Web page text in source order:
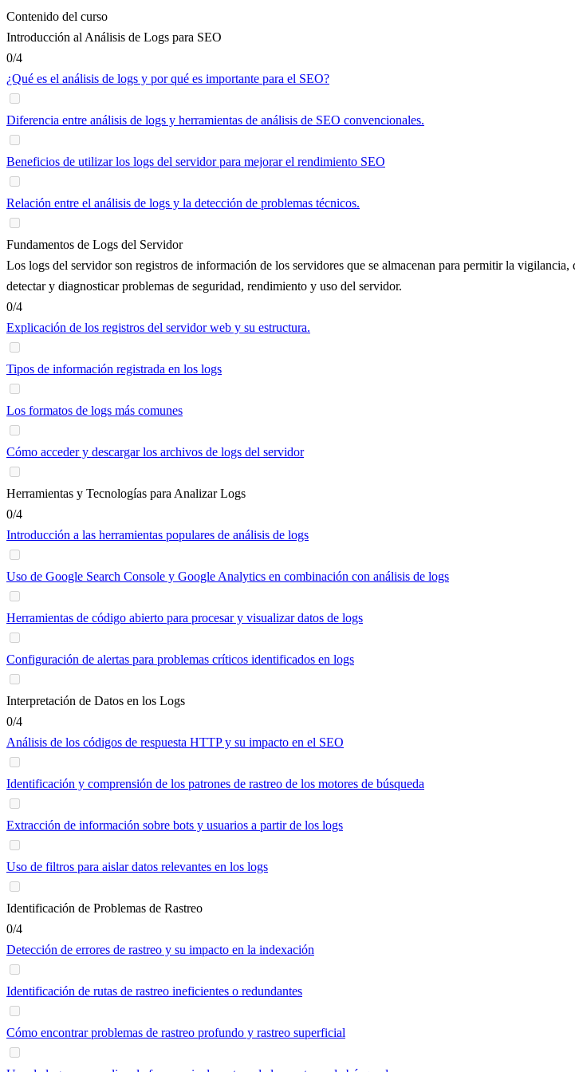
Contenido del curso
Introducción al Análisis de Logs para SEO
0/4
¿Qué es el análisis de logs y por qué es importante para el SEO?
Diferencia entre análisis de logs y herramientas de análisis de SEO convencionales.
Beneficios de utilizar los logs del servidor para mejorar el rendimiento SEO
Relación entre el análisis de logs y la detección de problemas técnicos.
Fundamentos de Logs del Servidor
Los logs del servidor son registros de información de los servidores que se almacenan para permitir la
detectar y diagnosticar problemas de seguridad, rendimiento y uso del servidor.
0/4
Explicación de los registros del servidor web y su estructura.
Tipos de información registrada en los logs
Los formatos de logs más comunes
Cómo acceder y descargar los archivos de logs del servidor
Herramientas y Tecnologías para Analizar Logs
0/4
Introducción a las herramientas populares de análisis de logs
Uso de Google Search Console y Google Analytics en combinación con análisis de logs
Herramientas de código abierto para procesar y visualizar datos de logs
Configuración de alertas para problemas críticos identificados en logs
Interpretación de Datos en los Logs
0/4
Análisis de los códigos de respuesta HTTP y su impacto en el SEO
Identificación y comprensión de los patrones de rastreo de los motores de búsqueda
Extracción de información sobre bots y usuarios a partir de los logs
Uso de filtros para aislar datos relevantes en los logs
Identificación de Problemas de Rastreo
0/4
Detección de errores de rastreo y su impacto en la indexación
Identificación de rutas de rastreo ineficientes o redundantes
Cómo encontrar problemas de rastreo profundo y rastreo superficial